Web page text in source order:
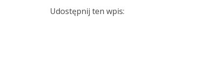
Udostępnij ten wpis: